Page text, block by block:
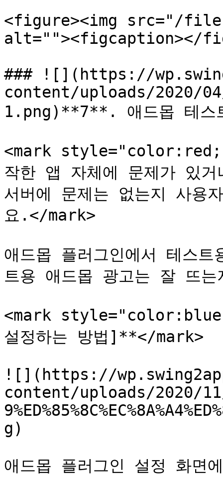
<figure><img src="/files/
alt=""><figcaption></
### ![](https://
content/uploads/2020/04/
1.png)**7**. 애드몹 테스
<mark
작한 앱 자체에 문제가 있거
서버에 문제는 없는지 사용
요.</mark>
애드몹 플러그인에서 테스
트용 애드몹 광고는 잘 뜨
<mark
설정하는 방법]**</mark>
![](https://
content/uploads/2020/11/
g)
애드몹 플러그인 설정 화면